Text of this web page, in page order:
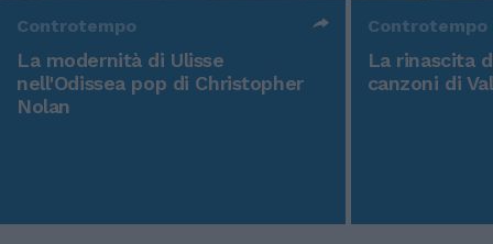
Controtempo
La modernità di Ulisse
nell'Odissea pop di Christopher
Nolan
Controtempo
La rinascita
canzoni di